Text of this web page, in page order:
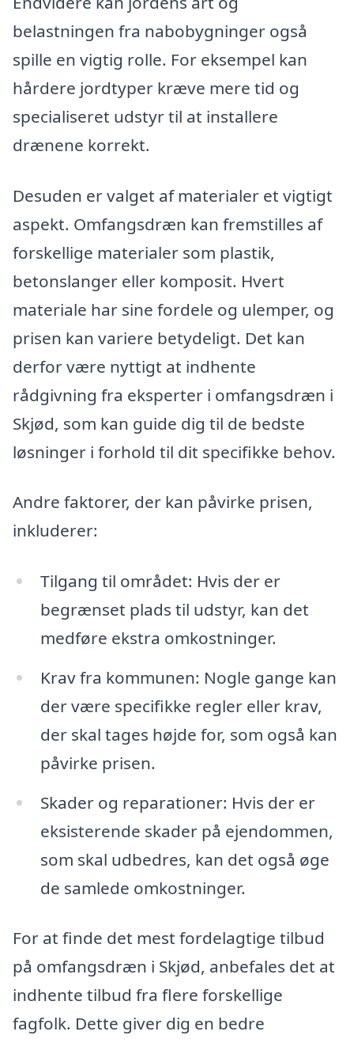
belastningen fra nabobygninger også
spille en vigtig rolle. For eksempel kan
hårdere jordtyper kræve mere tid og
specialiseret udstyr til at installere
drænene korrekt.
Desuden er valget af materialer et vigtigt
aspekt. Omfangsdræn kan fremstilles af
forskellige materialer som plastik,
betonslanger eller komposit. Hvert
materiale har sine fordele og ulemper, og
prisen kan variere betydeligt. Det kan
derfor være nyttigt at indhente
rådgivning fra eksperter i omfangsdræn i
Skjød, som kan guide dig til de bedste
løsninger i forhold til dit specifikke behov.
Andre faktorer, der kan påvirke prisen,
inkluderer:
Tilgang til området: Hvis der er
begrænset plads til udstyr, kan det
medføre ekstra omkostninger.
Krav fra kommunen: Nogle gange kan
der være specifikke regler eller krav,
der skal tages højde for, som også kan
påvirke prisen.
Skader og reparationer: Hvis der er
eksisterende skader på ejendommen,
som skal udbedres, kan det også øge
de samlede omkostninger.
For at finde det mest fordelagtige tilbud
på omfangsdræn i Skjød, anbefales det at
indhente tilbud fra flere forskellige
fagfolk. Dette giver dig en bedre